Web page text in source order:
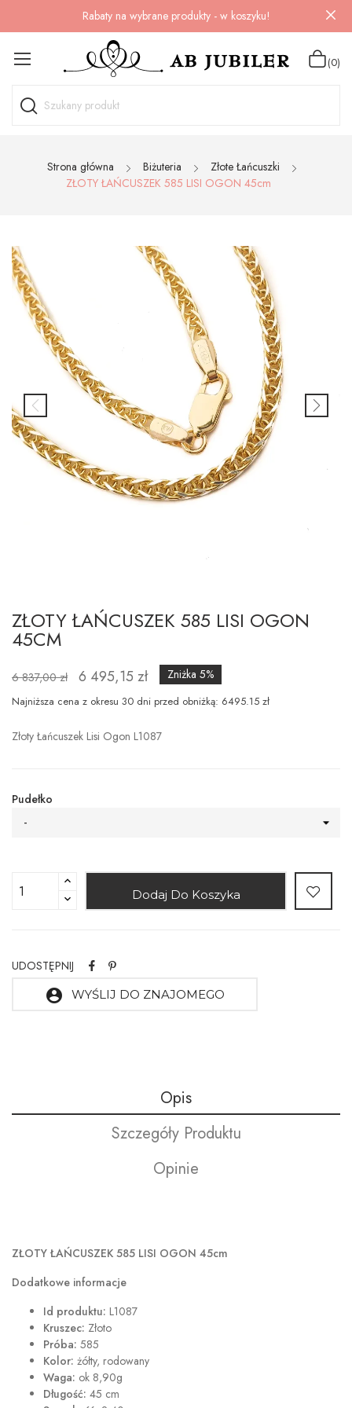
Rabaty na wybrane produkty - w koszyku!
(0)
Strona główna Biżuteria
Złote Łańcuszki
ZŁOTY ŁAŃCUSZEK 585 LISI OGON 45cm
ZŁOTY ŁAŃCUSZEK 585 LISI OGON
45CM
6 837,00 zł 6 495,15 zł Zniżka 5%
Najniższa cena z okresu 30 dni przed obniżką: 6495.15 zł
Złoty Łańcuszek Lisi Ogon L1087
Pudełko
-
Dodaj Do Koszyka
UDOSTĘPNIJ
account_circle WYŚLIJ DO ZNAJOMEGO
Opis
Szczegóły Produktu
Opinie
ZŁOTY ŁAŃCUSZEK 585 LISI OGON 45cm
Dodatkowe informacje
Id produktu: L1087
Kruszec: Złoto
Próba: 585
Kolor: żółty, rodowany
Waga: ok 8,90g
Długość: 45 cm